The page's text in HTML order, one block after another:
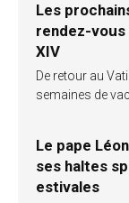
Les
rendez-vous
XIV
De retour au
semaines de
Le pape
ses haltes
estivales